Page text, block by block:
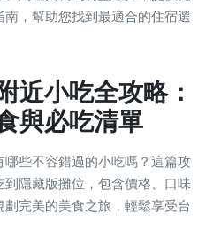
，幫助您找到最適合的住宿選
近小吃全攻略：
與必吃清單
些不容錯過的小吃嗎？這篇攻
隱藏版攤位，包含價格、口味
完美的美食之旅，輕鬆享受台